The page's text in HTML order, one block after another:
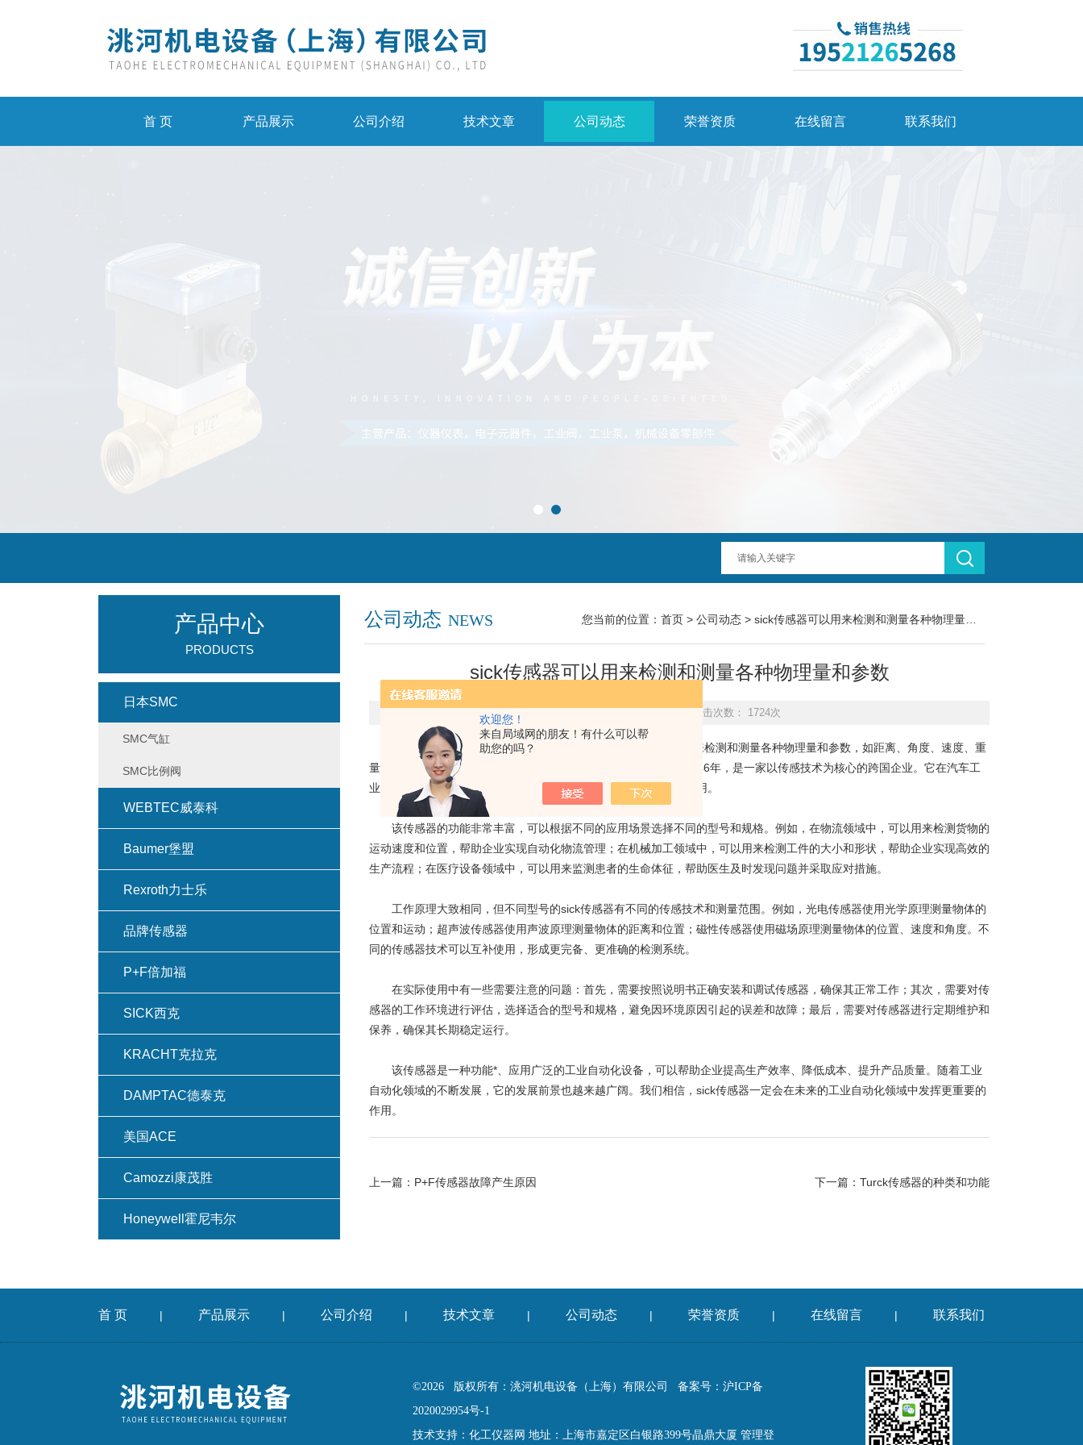
欢迎您！
来自局域网的朋友！有什么可以帮
助您的吗？
首 页 产品展示 公司介绍 技术文章 公司动态 荣誉资质 在线留言 联系我们
公司动态 NEWS 您当前的位置： 首页 > 公司动态 > sick传感器可以用来检测和测量各种物理量和参数
sick传感器可以用来检测和测量各种物理量和参数
更新时间：2023-03-21 点击次数： 1724次
sick传感器是工业自动化领域中一种常用的传感器，它可以用来检测和测量各种物理量和参数，如距离、角度、速度、重
量、形状等。该传感器由德国公司SICK AG生产，该公司始建于1946年，是一家以传感技术为核心的跨国企业。它在汽车工
业、物流领域、机械加工、医疗设备、电子设备等领域得到广泛应用。
该传感器的功能非常丰富，可以根据不同的应用场景选择不同的型号和规格。例如，在物流领域中，可以用来检测货物的
运动速度和位置，帮助企业实现自动化物流管理；在机械加工领域中，可以用来检测工件的大小和形状，帮助企业实现高效的
生产流程；在医疗设备领域中，可以用来监测患者的生命体征，帮助医生及时发现问题并采取应对措施。
工作原理大致相同，但不同型号的sick传感器有不同的传感技术和测量范围。例如，光电传感器使用光学原理测量物体的
位置和运动；超声波传感器使用声波原理测量物体的距离和位置；磁性传感器使用磁场原理测量物体的位置、速度和角度。不
同的传感器技术可以互补使用，形成更完备、更准确的检测系统。
在实际使用中有一些需要注意的问题：首先，需要按照说明书正确安装和调试传感器，确保其正常工作；其次，需要对传
感器的工作环境进行评估，选择适合的型号和规格，避免因环境原因引起的误差和故障；最后，需要对传感器进行定期维护和
保养，确保其长期稳定运行。
该传感器是一种功能*、应用广泛的工业自动化设备，可以帮助企业提高生产效率、降低成本、提升产品质量。随着工业
自动化领域的不断发展，它的发展前景也越来越广阔。我们相信，sick传感器一定会在未来的工业自动化领域中发挥更重要的
作用。
下一篇： Turck传感器的种类和功能
上一篇： P+F传感器故障产生原因
产品中心
PRODUCTS
日本SMC
SMC气缸
SMC比例阀
WEBTEC威泰科
Baumer堡盟
Rexroth力士乐
品牌传感器
P+F倍加福
SICK西克
KRACHT克拉克
DAMPTAC德泰克
美国ACE
Camozzi康茂胜
Honeywell霍尼韦尔
首 页 | 产品展示 | 公司介绍 | 技术文章 | 公司动态 | 荣誉资质 | 在线留言 | 联系我们
©2026 版权所有：洮河机电设备（上海）有限公司 备案号：沪ICP备
2020029954号-1
技术支持： 化工仪器网 地址：上海市嘉定区白银路399号晶鼎大厦 管理登